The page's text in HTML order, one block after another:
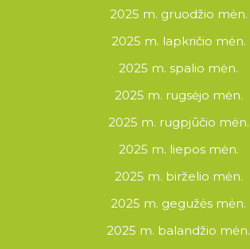
2025 m. gruodžio mėn.
2025 m. lapkričio mėn.
2025 m. spalio mėn.
2025 m. rugsėjo mėn.
2025 m. rugpjūčio mėn.
2025 m. liepos mėn.
2025 m. birželio mėn.
2025 m. gegužės mėn.
2025 m. balandžio mėn.